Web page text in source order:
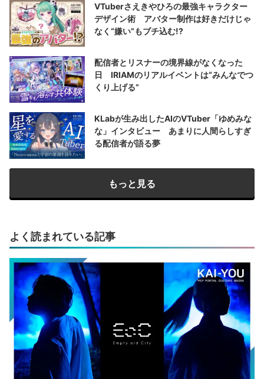
VTuberさえきやひろの最強キャラクター
デザイン術 アバター制作は好きだけじゃ
なく“嫌い”もブチ込む!?
配信者とリスナーの境界線がなくなった
日 IRIAMのリアルイベントは“みんなでつ
くり上げる”
KLabが生み出したAIのVTuber「ゆめみな
な」インタビュー あまりに人間らしすぎ
る配信者が語る夢
もっと見る
よく読まれている記事